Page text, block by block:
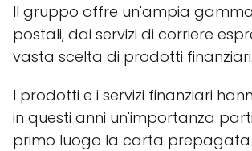
Il gruppo offre un'ampia
postali, dai servizi di corriere
vasta scelta di prodotti finanziari.
I prodotti e i servizi finanziari
in questi anni un'importanza
primo luogo la carta prepagata